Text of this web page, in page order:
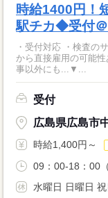
時給1400円！
駅チカ◆受付
・受付対応 ・検査のサ
から直接雇用の可能性あり
事以外にも...▼...
受付
広島県広島市
時給1,400円～
09：00-18：00
水曜日 日曜日 祝